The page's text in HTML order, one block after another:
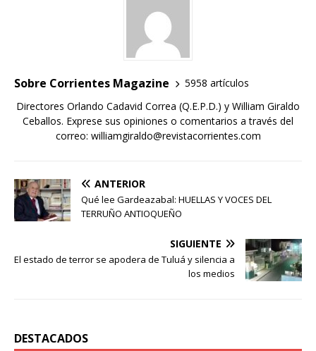
Sobre Corrientes Magazine
5958 artículos
Directores Orlando Cadavid Correa (Q.E.P.D.) y William Giraldo
Ceballos. Exprese sus opiniones o comentarios a través del
correo: williamgiraldo@revistacorrientes.com
ANTERIOR
Qué lee Gardeazabal: HUELLAS Y VOCES DEL
TERRUÑO ANTIOQUEÑO
SIGUIENTE
El estado de terror se apodera de Tuluá y silencia a
los medios
DESTACADOS